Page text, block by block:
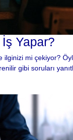
İş Yapar?
ilginizi mi çekiyor?
gibi soruları